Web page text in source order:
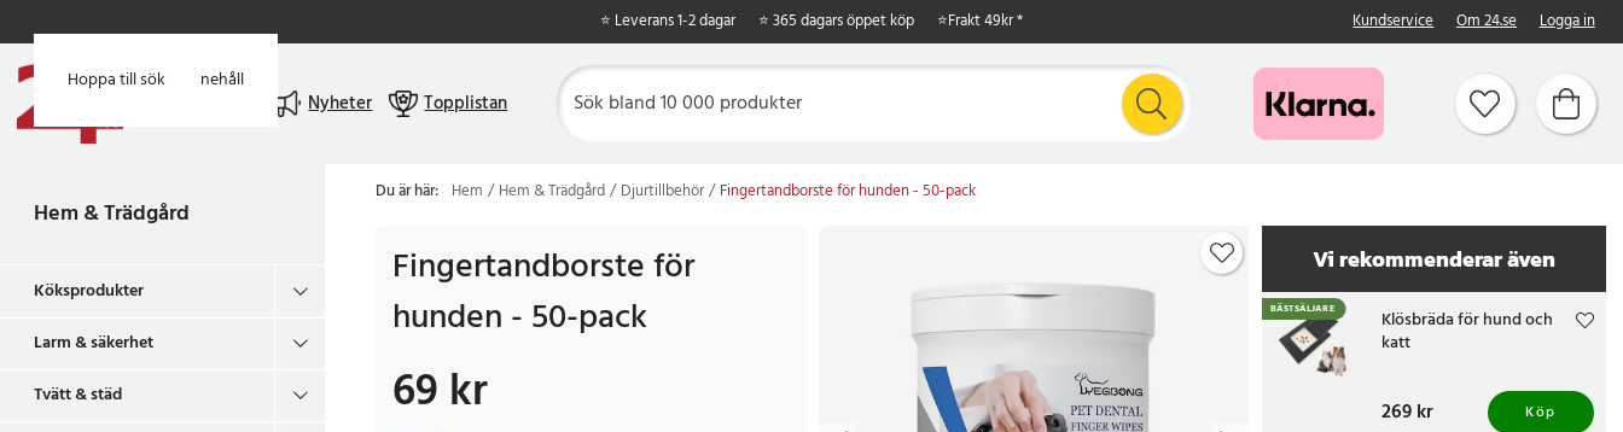
Hoppa till huvudinnehåll
Hoppa till sök
⭐ Leverans 1-2 dagar ⭐ 365 dagars öppet köp ⭐Frakt 49kr * Kundservice Om 24.se Logga in
Nyheter Topplistan
Hem & Trädgård
Köksprodukter
Larm & säkerhet
Tvätt & städ
Du är här: Hem Hem & Trädgård Djurtillbehör Fingertandborste för hunden - 50-pack
Fingertandborste för
hunden - 50-pack
Pris:69 kr
69 kr
Vi rekommenderar även
BÄSTSÄLJARE
Klösbräda för hund och
katt
Pris:269 kr
269 kr Köp